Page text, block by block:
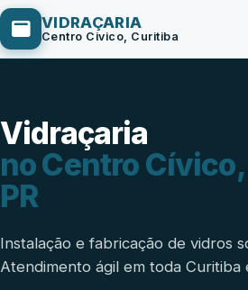
VIDRAÇARIA
Centro Civico, Curitiba
Box de Vidro
Portas em Vidro
Espelho Sob Medida
Vidraçaria
no Centro
PR
Instalação e fabricação de vidros
Atendimento ágil em toda Curitiba